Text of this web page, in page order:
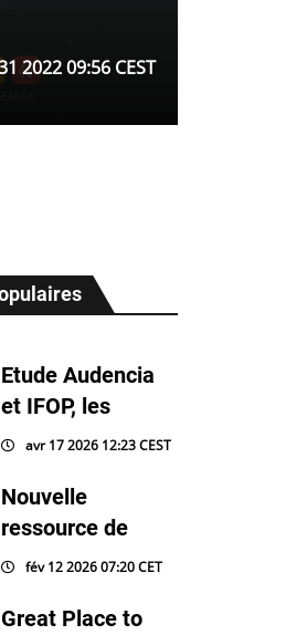
2022 09:56 CEST
Etude Audencia
et IFOP, les
avr 17 2026 12:23 CEST
Nouvelle
ressource de
fév 12 2026 07:20 CET
Great Place to